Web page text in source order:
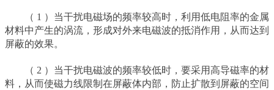
（ 1 ）当干扰电磁场的频率较高时，利用低电阻率的金属
材料中产生的涡流，形成对外来电磁波的抵消作用，从而达到
屏蔽的效果。
（ 2 ）当干扰电磁波的频率较低时，要采用高导磁率的材
料，从而使磁力线限制在屏蔽体内部，防止扩散到屏蔽的空间